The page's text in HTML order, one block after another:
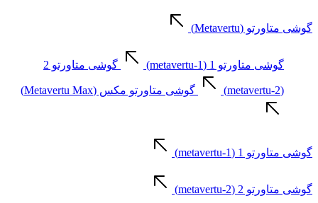
گوشی متاورتو (Metavertu)
گوشی متاورتو 1 (metavertu-1) گوشی متاورتو 2
(metavertu-2) گوشی متاورتو مکس (Metavertu Max)
گوشی متاورتو 1 (metavertu-1)
گوشی متاورتو 2 (metavertu-2)